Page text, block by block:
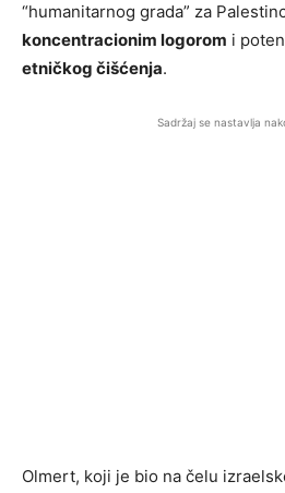
“humanitarnog grada” za
koncentracionim logorom i
etničkog čišćenja.
Sadržaj se nastavlja
Olmert, koji je bio na čelu